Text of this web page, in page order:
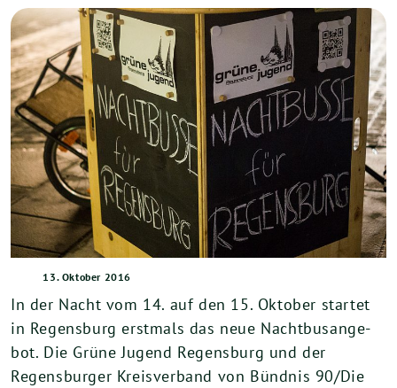
13. Oktober 2016
In der Nacht vom 14. auf den 15. Okto­ber star­tet
in Regens­burg erst­mals das neue Nacht­bus­an­ge­
bot. Die Grü­ne Jugend Regens­burg und der
Regens­bur­ger Kreis­ver­band von Bünd­nis 90/Die